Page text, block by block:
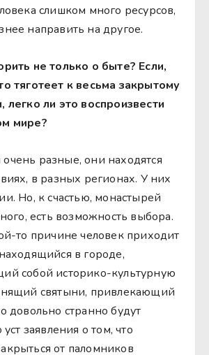
слишком много ресурсов,
направить на другое.
не только о быте? Если,
тяготеет к весьма закрытому
легко ли это воспроизвести
мире?
разные, они находятся
в разных регионах. У них
Но, к счастью, монастырей
есть возможность выбора.
то причине человек приходит
в городе,
собой историко-культурную
святыни, привлекающий
довольно странно будут
уст заявления о том, что
от паломников